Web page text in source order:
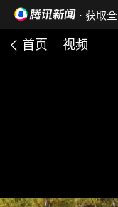
· 获取
首页 视频